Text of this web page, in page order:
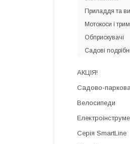
Приладдя та
Мотокоси і
Обприскувачі
Садові
АКЦІЯ!
Садово-паркова
Велосипеди
Серія SmartLine